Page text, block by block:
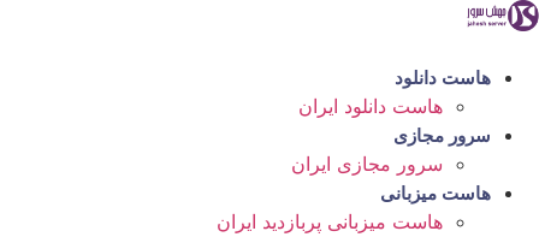
پرش
محتوا
هاست دانلود
هاست دانلود ایران
سرور مجازی
سرور مجازی ایران
هاست میزبانی
هاست میزبانی پربازدید ایران